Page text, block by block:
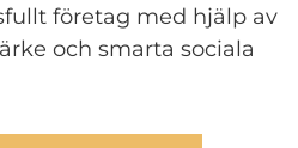
företag med hjälp av
och smarta sociala